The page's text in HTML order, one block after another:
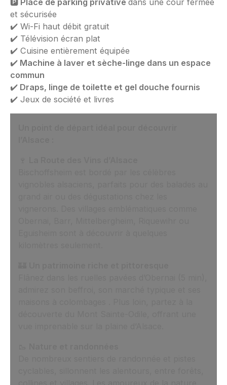
et sécurisée
✔️ Wi-Fi haut débit gratuit
✔️ Télévision écran plat
✔️ Cuisine entièrement équipée
✔️ Machine à laver et sèche-linge dans un espace
commun
✔️ Draps, linge de toilette et gel douche fournis
✔️ Jeux de société et livres